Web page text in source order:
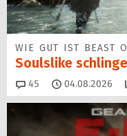
WIE GUT IST BEAST
Soulslike
45 Kommentare
04.08.2026